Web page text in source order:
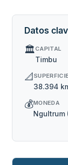
Datos
🏛️CAPITAL
Timbu
📐SUPERFICIE
38.394
💰MONEDA
Ngultrum